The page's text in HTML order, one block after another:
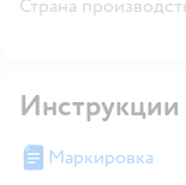
Страна
Маркировка